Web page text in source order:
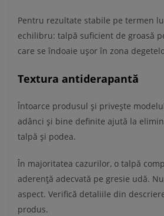
Pentru rezultate stabile pe termen
echilibru: talpă suficient de groasă
care se îndoaie ușor în zona
Textura antiderapantă
Întoarce produsul și privește
adânci și bine definite ajută la
talpă și podea.
În majoritatea cazurilor, o talpă
aderență adecvată pe gresie udă.
aspect. Verifică detaliile din
produs.